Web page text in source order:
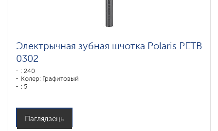
Электрычная зубная шчотка Polaris PETB
0302
: 240
Колер: Графитовый
: 5
Паглядзець